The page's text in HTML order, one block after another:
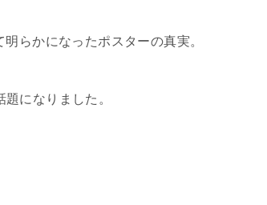
らかになったポスターの真実。
になりました。